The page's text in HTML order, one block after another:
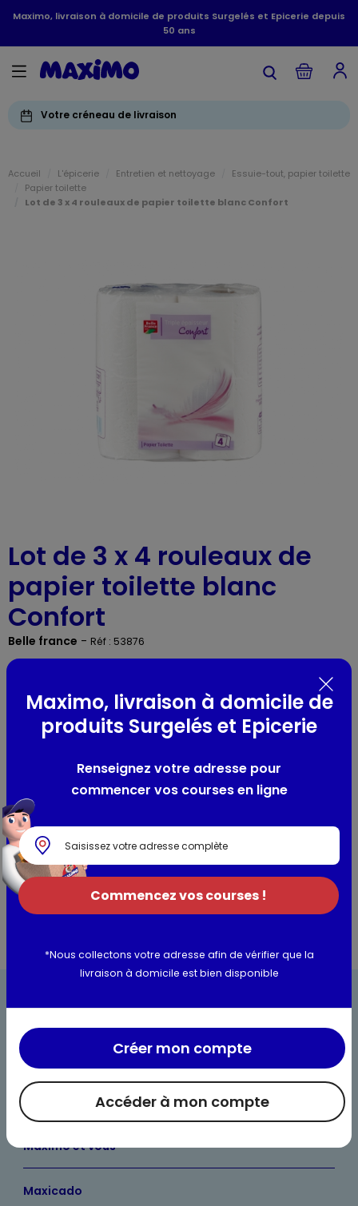
Maximo, livraison à domicile de produits Surgelés et Epicerie depuis
50 ans
Votre créneau de livraison
Accueil L'épicerie Entretien et nettoyage
Essuie-tout, papier toilette
Papier toilette
Lot de 3 x 4 rouleaux de papier toilette blanc Confort
Lot de 3 x 4 rouleaux de
papier toilette blanc
Confort
Belle france - Réf : 53876
Présentation
Papier toilette confort blanc triple épaisseur Belle France
par 4 - pure ouate de cellulose
Composition / Ingrédients / Allergènes
100% pure ouate de cellulose
Informations complémentaires
Bienvenue chez Maximo
Nos engagements
Maximo et vous
Maxicado
Maximo, livraison à domicile de
produits Surgelés et Epicerie
Renseignez votre adresse pour
commencer vos courses en ligne
Commencez vos courses !
*Nous collectons votre adresse afin de vérifier que la
livraison à domicile est bien disponible
Accéder à mon compte
Créer mon compte